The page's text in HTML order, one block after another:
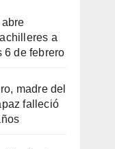
a
6 de febrero
madre del
falleció